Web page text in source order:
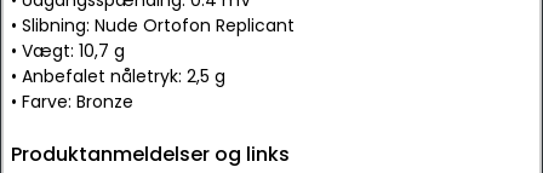
• Slibning: Nude Ortofon Replicant
• Vægt: 10,7 g
• Anbefalet nåletryk: 2,5 g
• Farve: Bronze
Produktanmeldelser og links